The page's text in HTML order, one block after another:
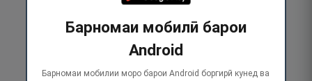
Барномаи мобилӣ барои
Android
Барномаи мобилии моро барои Android боргирӣ кунед ва